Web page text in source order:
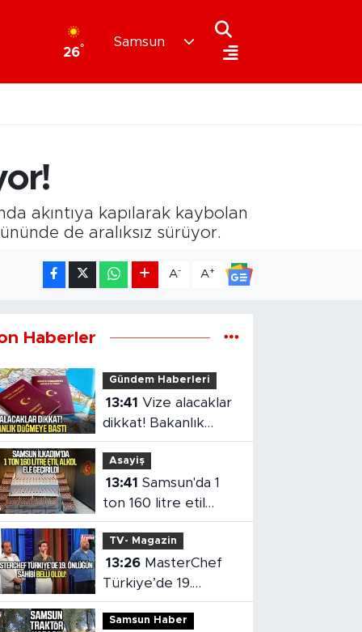
26°
Samsun
akıntıya kapılarak kaybolan
de aralıksız sürüyor.
A- A+
Haberler
Gündem Haberleri
13:41
dikkat! Bakanlık
düğmeye bastı
Asayiş
13:41 Samsun'da 1
ton 160 litre etil
alkol ele geçirildi
TV- Magazin
13:26
Türkiye’de 19.
önlüğün sahibi belli
oldu
Samsun Haber